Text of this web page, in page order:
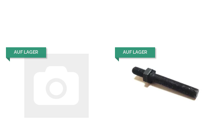
AUF LAGER AUF LAGER